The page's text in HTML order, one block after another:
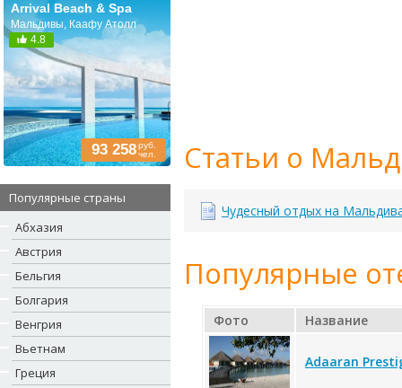
Arrival Beach & Spa
Мальдивы, Каафу Атолл
4.8
93 258руб.
чел.
Популярные страны
Абхазия
Австрия
Бельгия
Болгария
Венгрия
Вьетнам
Греция
Статьи о
Чудесный отдых на
Популярные
Фото Название
Adaaran